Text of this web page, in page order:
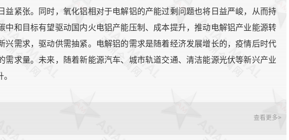
益紧张。同时，氧化铝相对于电解铝的产能过剩问题也将日益严峻，从而持
中和目标有望驱动国内火电铝产能压制、成本提升，推动电解铝产业能源转
兴需求，驱动供需抽紧。电解铝的需求是随着经济发展增长的，疫情后时代
需求量。未来，随着新能源汽车、城市轨道交通、清洁能源光伏等新兴产业
查看更多>